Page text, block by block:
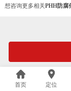
想咨询更多相关PHH防腐
首页 定位